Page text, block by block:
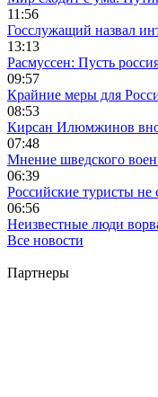
11:56
Госслужащий назвал
13:13
Расмуссен: Пусть
09:57
Крайние меры для
08:53
Кирсан Илюмжинов
07:48
Мнение шведского
06:39
Российские туристы не
06:56
Неизвестные люди
Все новости
Партнеры